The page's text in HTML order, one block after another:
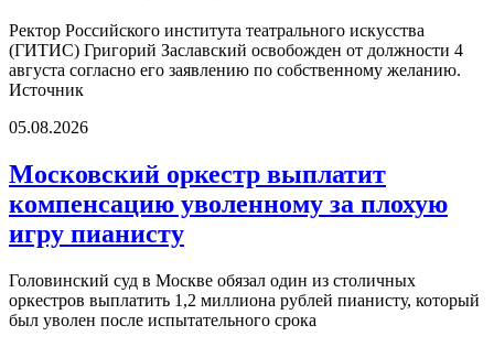
Ректор Российского института театрального искусства
(ГИТИС) Григорий Заславский освобожден от должности 4
августа согласно его заявлению по собственному желанию.
Источник
05.08.2026
Московский оркестр выплатит
компенсацию уволенному за плохую
игру пианисту
Головинский суд в Москве обязал один из столичных
оркестров выплатить 1,2 миллиона рублей пианисту, который
был уволен после испытательного срока